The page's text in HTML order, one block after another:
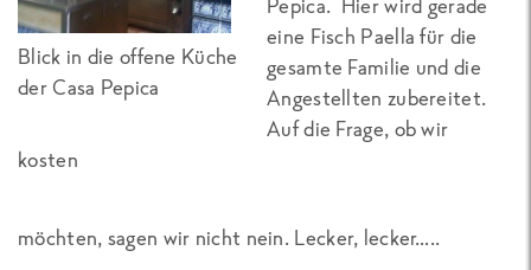
Blick in die offene Küche
der Casa Pepica
eine Fisch Paella für die
gesamte Familie und die
Angestellten zubereitet.
Auf die Frage, ob wir
kosten
möchten, sagen wir nicht nein. Lecker, lecker…..